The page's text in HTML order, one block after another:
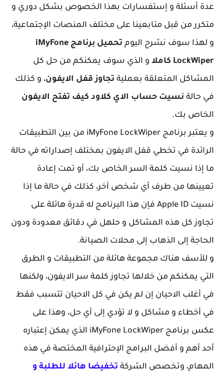
عدة أسئلة و إستفسارات بهذا الخصوص بشكل دوري و
متكرر من قبل متابعينا على مختلف المنصات الإجتماعية،
و لهذا سوف نشرح اليوم
تحميل برنامج iMyFone
LockWiper كاملا
و الذي سوف يمكنكم من حل كل
المشاكل المتعلقة بعملية تجاوز قفل الايفون، و كذلك
في حالة نسيت حساب الاي كلاود كيف تفتح الايفون
الخاص بك.
و يعتبر برنامج iMyFone LockWiper من بين التطبيقات
الرائدة في تخطي قفل الايفون بمختلف إصداراته في حالة
ما إذا نسيت كلمة السر الخاص بك، أو تمت إعادة
تعيينها من طرف أي شخص آخر، كذلك في حالة ما إذا
نسيت Apple ID فإن هذا البرنامج له قدرة هائلة على
تجاوز كل هذه المشاكل و حلهل في دقائق معدودة ودون
الحاجة إلى الذهاب إلى محلات الصيانة.
و للأسف هناك مجموعة هائلة من التطبيقات و الطرق
التي يمكنكم من خلالها تجاوز كلمة سر الايفون، ولكنها
في أغلب الاحيان إن لم يكن في كل الاحيان تتسبب فقط
في أخطاء و مشاكل و لا تؤدي إلى أي حل، وهذا على
عكس برنامج iMyFone LockWiper الذي يمكن إعتباره
أحد أهم و أفضل البرامج الإحترافية المختصة في هذه
المهام، وتخصص الشركة تخفيضا هائلا للطلبة و